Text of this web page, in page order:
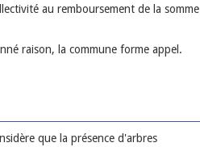
au remboursement de la somme
raison, la commune forme appel.
que la présence d'arbres